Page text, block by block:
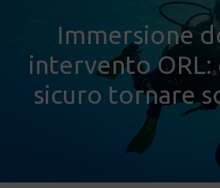
Immersione
intervento ORL:
sicuro tornare